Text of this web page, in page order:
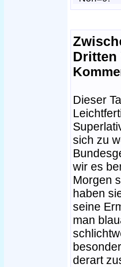
Dritten
Dieser
sich zu
wir es
Morgen
haben
seine
man
derart